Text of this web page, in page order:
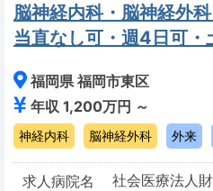
脳神経内科・脳神経外
当直なし可・週4日可・
福岡県 福岡市東区
年収 1,200万円 ～
神経内科 脳神経外科 外来
求人病院名
社会医療法人